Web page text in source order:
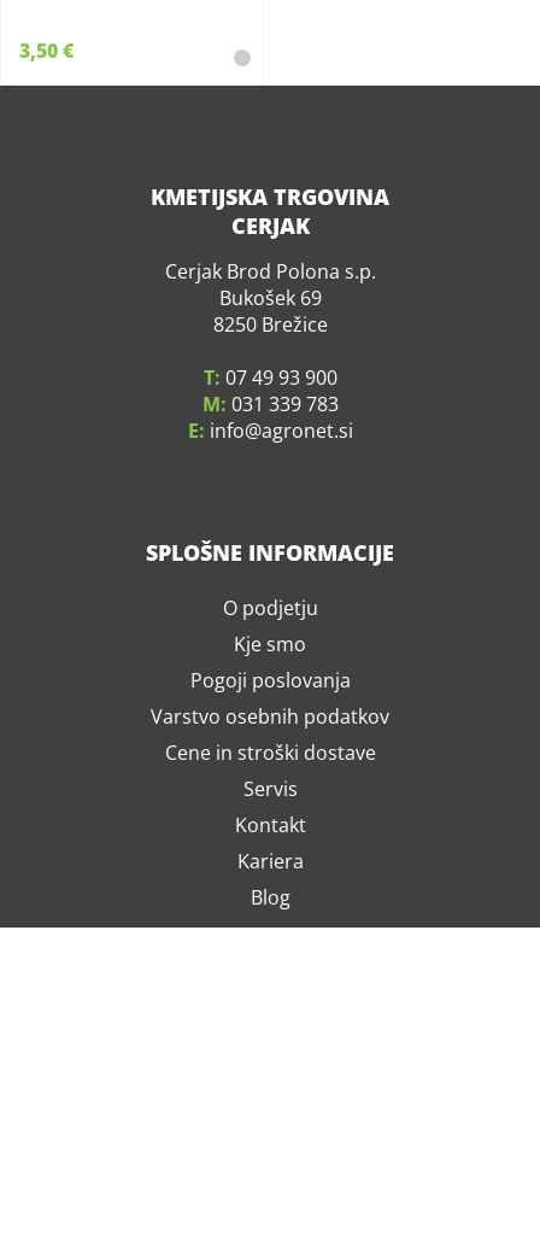
3,50 €
KMETIJSKA TRGOVINA
CERJAK
Cerjak Brod Polona s.p.
Bukošek 69
8250 Brežice
T: 07 49 93 900
M: 031 339 783
E: info agronet.si
SPLOŠNE INFORMACIJE
O podjetju
Kje smo
Pogoji poslovanja
Varstvo osebnih podatkov
Cene in stroški dostave
Servis
Kontakt
Kariera
Blog